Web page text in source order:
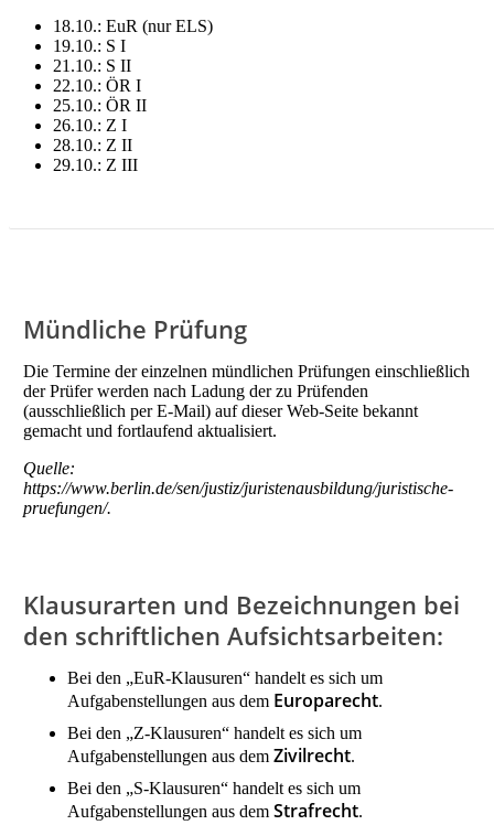
18.10.: EuR (nur ELS)
19.10.: S I
21.10.: S II
22.10.: ÖR I
25.10.: ÖR II
26.10.: Z I
28.10.: Z II
29.10.: Z III
Mündliche Prüfung
Die Termine der einzelnen mündlichen Prüfungen einschließlich
der Prüfer werden nach Ladung der zu Prüfenden
(ausschließlich per E-Mail) auf dieser Web-Seite bekannt
gemacht und fortlaufend aktualisiert.
Quelle:
https://www.berlin.de/sen/justiz/juristenausbildung/juristische-
pruefungen/.
Klausurarten und Bezeichnungen bei
den schriftlichen Aufsichtsarbeiten:
Bei den „EuR-Klausuren“ handelt es sich um
Aufgabenstellungen aus dem Europarecht.
Bei den „Z-Klausuren“ handelt es sich um
Aufgabenstellungen aus demZivilrecht.
Bei den „S-Klausuren“ handelt es sich um
Aufgabenstellungen aus demStrafrecht.